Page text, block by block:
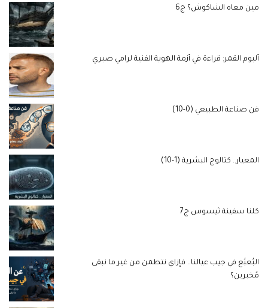
مين معاه الشاكوش؟ ج6
ألبوم القمر: قراءة في أزمة الهوية الفنية لرامي صبري
فن صناعة الطبيعي (0-10)
المعيار.. كتالوج البشرية (1-10)
كلنا سفينة ثيسوس ج7
البُعبُع في جيب عيالنا.. فإزاي نتطمن من غير ما نبقى
مُخبرين؟